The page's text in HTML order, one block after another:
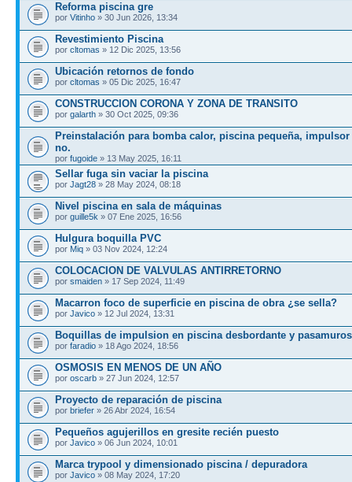
Reforma piscina gre
por Vitinho » 30 Jun 2026, 13:34
Revestimiento Piscina
por cltomas » 12 Dic 2025, 13:56
Ubicación retornos de fondo
por cltomas » 05 Dic 2025, 16:47
CONSTRUCCION CORONA Y ZONA DE TRANSITO
por galarth » 30 Oct 2025, 09:36
Preinstalación para bomba calor, piscina pequeña,
no.
por fugoide » 13 May 2025, 16:11
Sellar fuga sin vaciar la piscina
por Jagt28 » 28 May 2024, 08:18
Nivel piscina en sala de máquinas
por guille5k » 07 Ene 2025, 16:56
Hulgura boquilla PVC
por Miq » 03 Nov 2024, 12:24
COLOCACION DE VALVULAS ANTIRRETORNO
por smaiden » 17 Sep 2024, 11:49
Macarron foco de superficie en piscina de obra ¿se sella?
por Javico » 12 Jul 2024, 13:31
Boquillas de impulsion en piscina desbordante y pasamuros
por faradio » 18 Ago 2024, 18:56
OSMOSIS EN MENOS DE UN AÑO
por oscarb » 27 Jun 2024, 12:57
Proyecto de reparación de piscina
por briefer » 26 Abr 2024, 16:54
Pequeños agujerillos en gresite recién puesto
por Javico » 06 Jun 2024, 10:01
Marca trypool y dimensionado piscina / depuradora
por Javico » 08 May 2024, 17:20